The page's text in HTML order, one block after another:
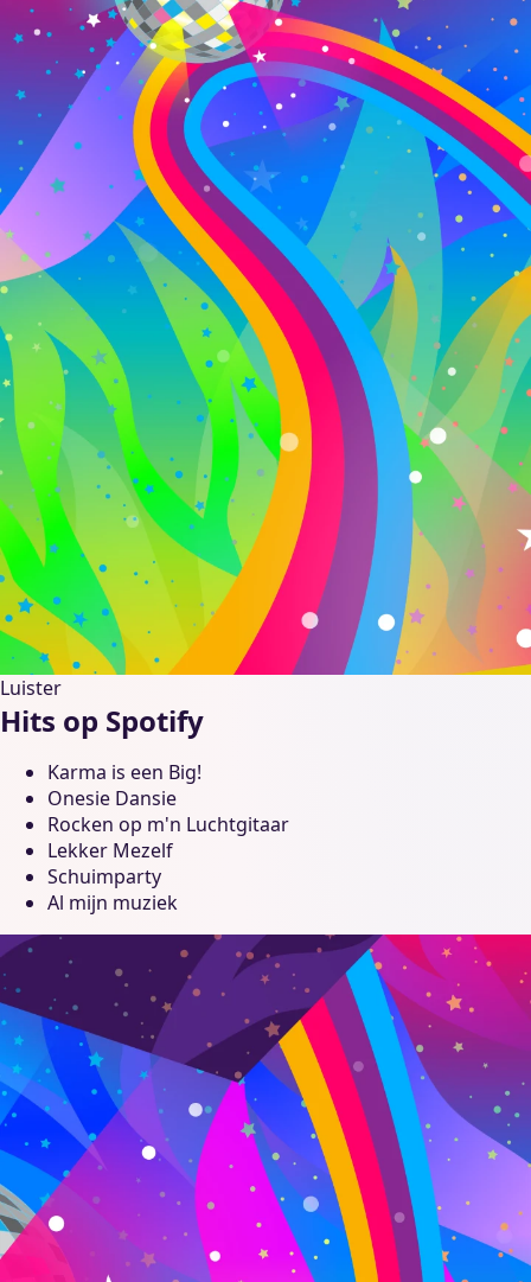
Luister
Hits op Spotify
Karma is een Big!
Onesie Dansie
Rocken op m'n Luchtgitaar
Lekker Mezelf
Schuimparty
Al mijn muziek